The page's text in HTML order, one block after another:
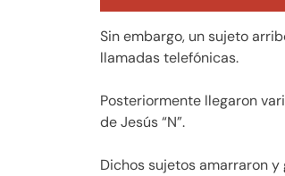
Sin embargo, un sujeto
llamadas telefónicas.
Posteriormente llegaron
de Jesús “N”.
Dichos sujetos amarraron